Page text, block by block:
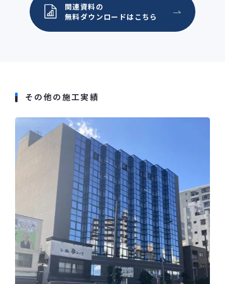
関連資料の
無料ダウンロードはこちら
その他の施工実績